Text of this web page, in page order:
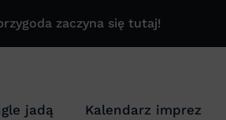
zaczyna się tutaj!
jadą Kalendarz imprez